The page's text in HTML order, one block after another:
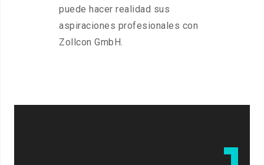
puede hacer realidad sus
aspiraciones profesionales con
Zollcon GmbH.